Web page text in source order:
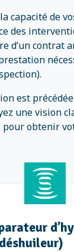
capacité de
des
d’un contrat
est
une vision
pour obtenir